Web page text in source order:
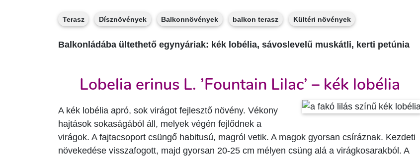
Terasz Dísznövények Balkonnövények balkon terasz Kültéri növények
Balkonládába ültethető egynyáriak: kék lobélia, sávoslevelű muskátli, kerti petúnia
Lobelia erinus L. ’Fountain Lilac’ – kék lobélia
A kék lobélia apró, sok virágot fejlesztő növény. Vékony
hajtások sokaságából áll, melyek végén fejlődnek a
virágok. A fajtacsoport csüngő habitusú, magról vetik. A magok gyorsan csíráznak. Kezdeti
növekedése visszafogott, majd gyorsan 20-25 cm mélyen csüng alá a virágkosarakból. A